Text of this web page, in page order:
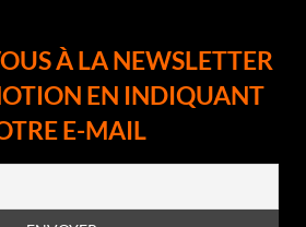
À LA NEWSLETTER
EN INDIQUANT
E-MAIL